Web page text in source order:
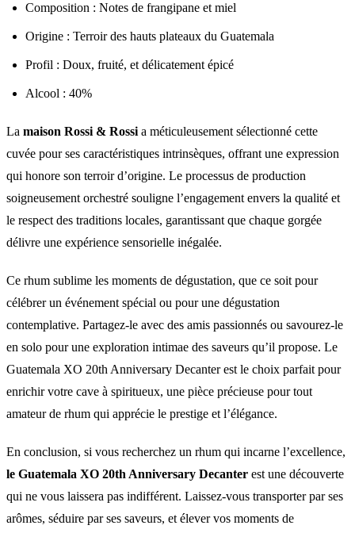
Composition : Notes de frangipane et miel
Origine : Terroir des hauts plateaux du Guatemala
Profil : Doux, fruité, et délicatement épicé
Alcool : 40%
La maison Rossi & Rossi a méticuleusement sélectionné cette
cuvée pour ses caractéristiques intrinsèques, offrant une expression
qui honore son terroir d’origine. Le processus de production
soigneusement orchestré souligne l’engagement envers la qualité et
le respect des traditions locales, garantissant que chaque gorgée
délivre une expérience sensorielle inégalée.
Ce rhum sublime les moments de dégustation, que ce soit pour
célébrer un événement spécial ou pour une dégustation
contemplative. Partagez-le avec des amis passionnés ou savourez-le
en solo pour une exploration intimae des saveurs qu’il propose. Le
Guatemala XO 20th Anniversary Decanter est le choix parfait pour
enrichir votre cave à spiritueux, une pièce précieuse pour tout
amateur de rhum qui apprécie le prestige et l’élégance.
En conclusion, si vous recherchez un rhum qui incarne l’excellence,
le Guatemala XO 20th Anniversary Decanter est une découverte
qui ne vous laissera pas indifférent. Laissez-vous transporter par ses
arômes, séduire par ses saveurs, et élever vos moments de